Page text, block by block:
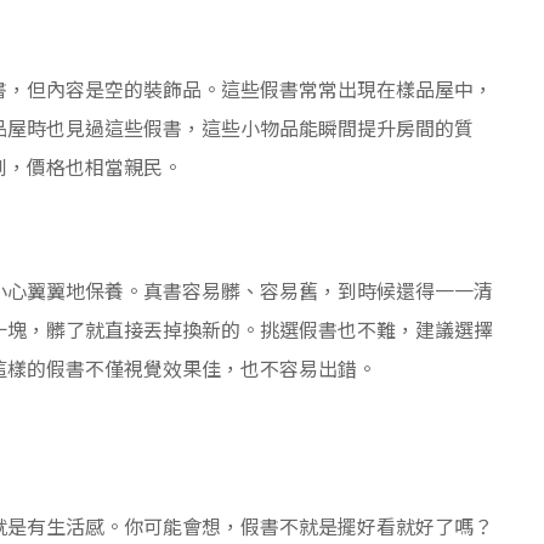
但內容是空的裝飾品。這些假書常常出現在樣品屋中，
時也見過這些假書，這些小物品能瞬間提升房間的質
價格也相當親民。
翼翼地保養。真書容易髒、容易舊，到時候還得一一清
，髒了就直接丟掉換新的。挑選假書也不難，建議選擇
的假書不僅視覺效果佳，也不容易出錯。
有生活感。你可能會想，假書不就是擺好看就好了嗎？